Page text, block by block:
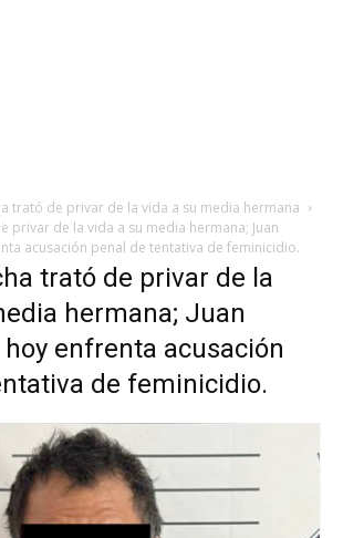
trató de privar de la vida a su media hermana
privar de la vida a su media hermana; Juan
acusación penal de tentativa de feminicidio.
trató de privar de la
hermana; Juan
hoy enfrenta acusación
de feminicidio.